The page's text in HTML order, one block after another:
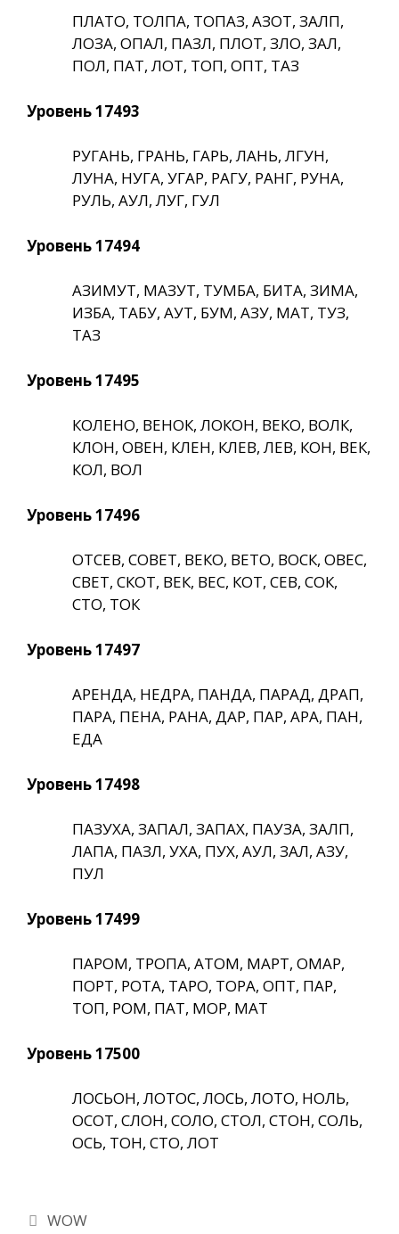
ПЛАТО, ТОЛПА, ТОПАЗ, АЗОТ, ЗАЛП,
ЛОЗА, ОПАЛ, ПАЗЛ, ПЛОТ, ЗЛО, ЗАЛ,
ПОЛ, ПАТ, ЛОТ, ТОП, ОПТ, ТАЗ
Уровень 17493
РУГАНЬ, ГРАНЬ, ГАРЬ, ЛАНЬ, ЛГУН,
ЛУНА, НУГА, УГАР, РАГУ, РАНГ, РУНА,
РУЛЬ, АУЛ, ЛУГ, ГУЛ
Уровень 17494
АЗИМУТ, МАЗУТ, ТУМБА, БИТА, ЗИМА,
ИЗБА, ТАБУ, АУТ, БУМ, АЗУ, МАТ, ТУЗ,
ТАЗ
Уровень 17495
КОЛЕНО, ВЕНОК, ЛОКОН, ВЕКО, ВОЛК,
КЛОН, ОВЕН, КЛЕН, КЛЕВ, ЛЕВ, КОН, ВЕК,
КОЛ, ВОЛ
Уровень 17496
ОТСЕВ, СОВЕТ, ВЕКО, ВЕТО, ВОСК, ОВЕС,
СВЕТ, СКОТ, ВЕК, ВЕС, КОТ, СЕВ, СОК,
СТО, ТОК
Уровень 17497
АРЕНДА, НЕДРА, ПАНДА, ПАРАД, ДРАП,
ПАРА, ПЕНА, РАНА, ДАР, ПАР, АРА, ПАН,
ЕДА
Уровень 17498
ПАЗУХА, ЗАПАЛ, ЗАПАХ, ПАУЗА, ЗАЛП,
ЛАПА, ПАЗЛ, УХА, ПУХ, АУЛ, ЗАЛ, АЗУ,
ПУЛ
Уровень 17499
ПАРОМ, ТРОПА, АТОМ, МАРТ, ОМАР,
ПОРТ, РОТА, ТАРО, ТОРА, ОПТ, ПАР,
ТОП, РОМ, ПАТ, МОР, МАТ
Уровень 17500
ЛОСЬОН, ЛОТОС, ЛОСЬ, ЛОТО, НОЛЬ,
ОСОТ, СЛОН, СОЛО, СТОЛ, СТОН, СОЛЬ,
ОСЬ, ТОН, СТО, ЛОТ
Рубрики
WOW